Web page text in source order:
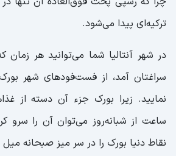
ترکیه‌ای پیدا می‌شود.
در شهر آنتالیا شما می‌توانید هر
سراغتان آمد، از فست‌فودهای شهر
نمایید. زیرا بورک جزء آن دسته از
ساعت از شبانه‌روز می‌توان آن را سرو
نقاط دنیا بورک را در سر میز صبحانه